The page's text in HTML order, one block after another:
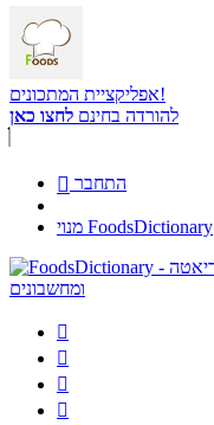
אפליקציית המתכונים!
להורדה בחינם לחצו כאן
 התחבר
מנוי FoodsDictionary



